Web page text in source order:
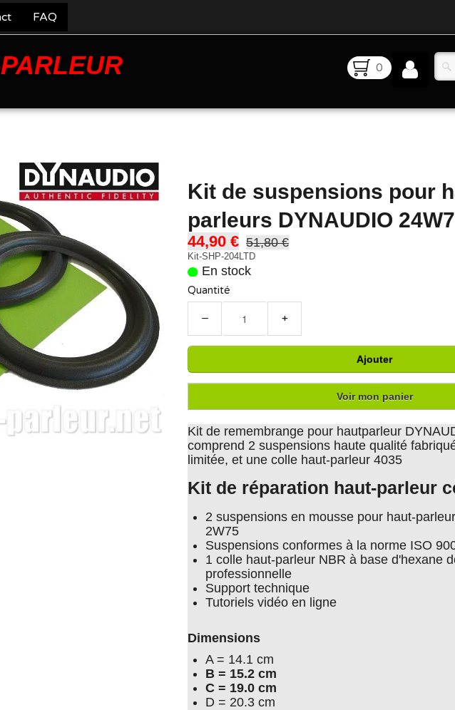
FAQ
0
Kit de suspensions pour
parleurs DYNAUDIO
44,90 € 51,80 €
Kit-SHP-204LTD
En stock
Quantité
− +
Ajouter
Voir mon panier
Kit de remembrange pour hautparleur
comprend 2 suspensions haute qualité
limitée, et une colle haut-parleur 4035
Kit de réparation haut-parleur
2 suspensions en mousse pour haut-
2W75
Suspensions conformes à la norme ISO
1 colle haut-parleur NBR à base d'hexane
professionnelle
Support technique
Tutoriels vidéo en ligne
Dimensions
A = 14.1 cm
B = 15.2 cm
C = 19.0 cm
D = 20.3 cm